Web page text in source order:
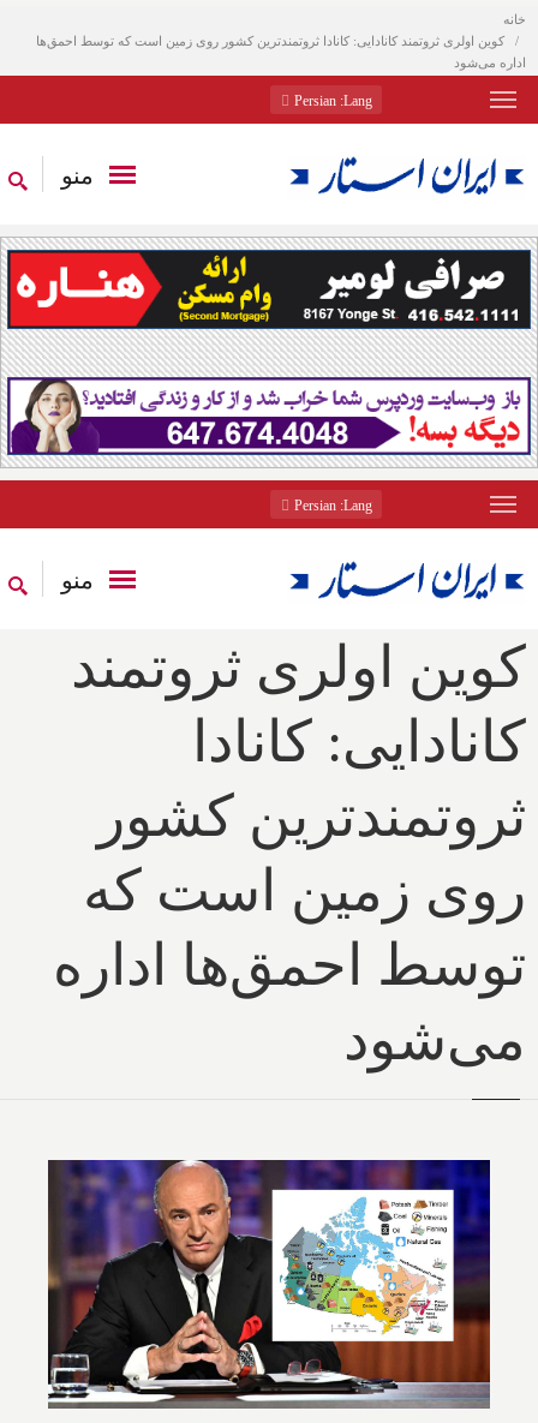
خانه
کوین اولری ثروتمند کانادایی: کانادا ثروتمندترین کشور روی زمین است که توسط احمق‌ها
اداره می‌شود
Lang
: Persian
منو
Lang
: Persian
منو
کوین اولری ثروتمند
کانادایی: کانادا
ثروتمندترین کشور
روی زمین است که
توسط احمق‌ها اداره
می‌شود